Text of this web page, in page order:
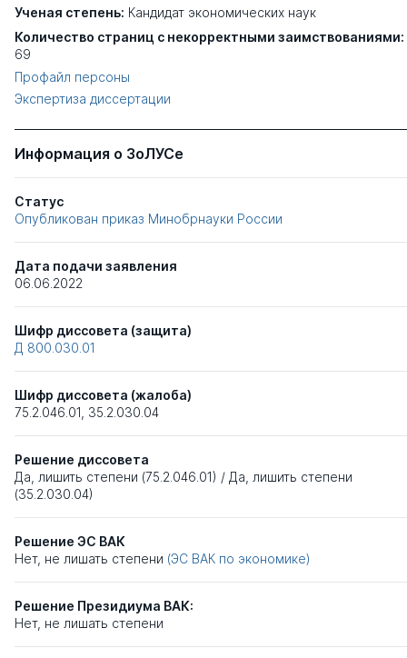
Ученая степень: Кандидат экономических наук
Количество страниц с некорректными заимствованиями:
69
Профайл персоны
Экспертиза диссертации
Информация о ЗоЛУСе
Статус
Опубликован приказ Минобрнауки России
Дата подачи заявления
06.06.2022
Шифр диссовета (защита)
Д 800.030.01
Шифр диссовета (жалоба)
75.2.046.01 35.2.030.04
Решение диссовета
Да, лишить степени (75.2.046.01) / Да, лишить степени
(35.2.030.04)
Решение ЭС ВАК
Нет, не лишать степени (ЭС ВАК по экономике)
Решение Президиума ВАК:
Нет, не лишать степени